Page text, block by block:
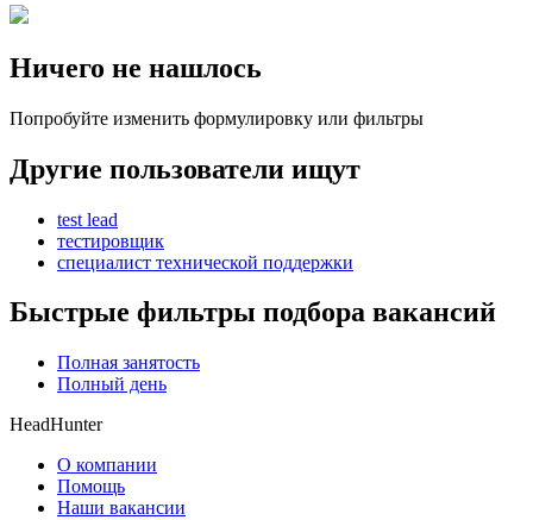
Ничего не нашлось
Попробуйте изменить формулировку или фильтры
Другие пользователи ищут
test lead
тестировщик
специалист технической поддержки
Быстрые фильтры подбора вакансий
Полная занятость
Полный день
HeadHunter
О компании
Помощь
Наши вакансии